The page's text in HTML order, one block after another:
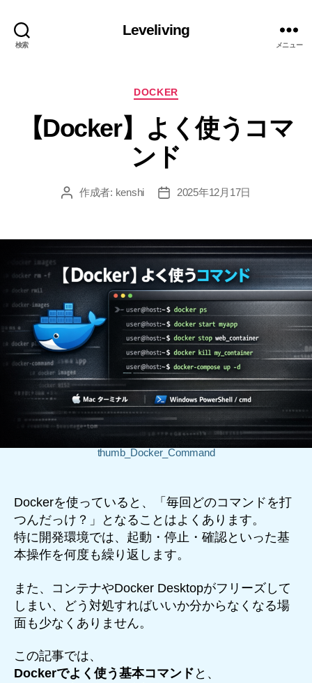
検索
Leveliving
メニュー
カ
ゴ
リ
DOCKER
【Docker】よく使うコマ
ンド
投 作成者: kenshi
投
2025年12月17日
thumb_Docker_Command
Dockerを使っていると、「毎回どのコマンドを打
つんだっけ？」となることはよくあります。
特に開発環境では、起動・停止・確認といった基
本操作を何度も繰り返します。
また、コンテナやDocker Desktopがフリーズして
しまい、どう対処すればいいか分からなくなる場
面も少なくありません。
この記事では、
Dockerでよく使う基本コマンド と、